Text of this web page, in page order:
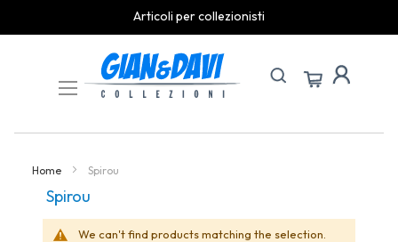
Articoli per collezionisti
Content
Home Spirou
Spirou
We can't find products matching the selection.